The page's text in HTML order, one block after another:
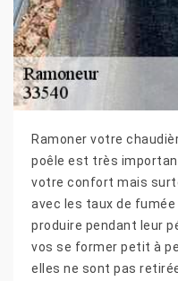
Ramoner votre
poêle est très
votre confort mais
avec les taux de
produire pendant leur
vos se former petit à
elles ne sont pas